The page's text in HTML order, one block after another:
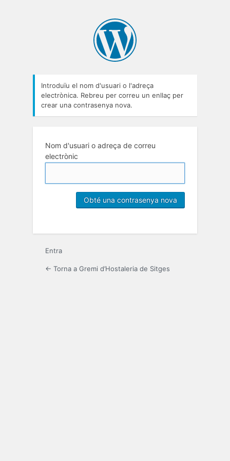
Introduïu el nom d'usuari o l'adreça
electrònica. Rebreu per correu un enllaç per
crear una contrasenya nova.
Nom d'usuari o adreça de correu
electrònic
Entra
← Torna a Gremi d’Hostaleria de Sitges